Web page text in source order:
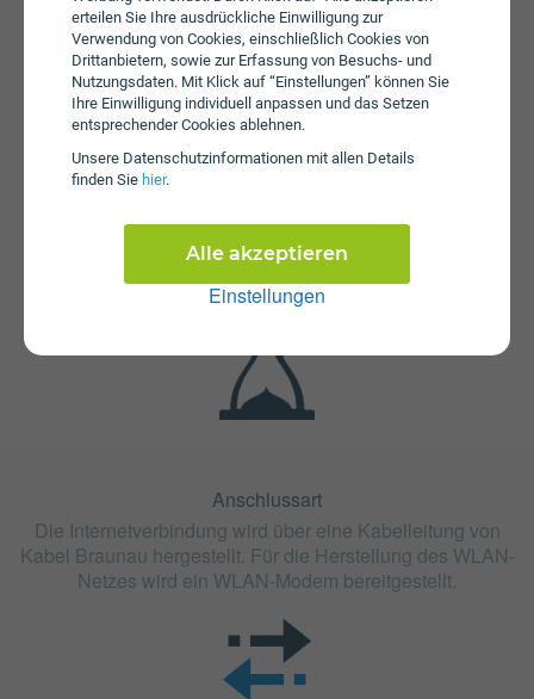
erteilen Sie Ihre ausdrückliche Einwilligung zur
Verwendung von Cookies, einschließlich Cookies von
Drittanbietern, sowie zur Erfassung von Besuchs- und
Nutzungsdaten. Mit Klick auf “Einstellungen” können Sie
Ihre Einwilligung individuell anpassen und das Setzen
entsprechender Cookies ablehnen.
Unsere Daten­schutz­informationen mit allen Details
finden Sie hier.
Einstellungen
Alle akzeptieren
Fristen
(ohne Bindung) erhältlich. Die Kündigungsfrist beträgt 1
Monat.
Anschlussart
Die Internetverbindung wird über eine Kabelleitung von
Kabel Braunau hergestellt. Für die Herstellung des WLAN-
Netzes wird ein WLAN-Modem bereitgestellt.